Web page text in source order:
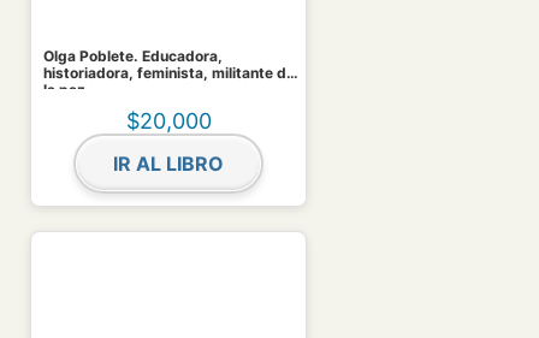
Olga Poblete. Educadora,
historiadora, feminista, militante de
la paz
$20,000
IR AL LIBRO